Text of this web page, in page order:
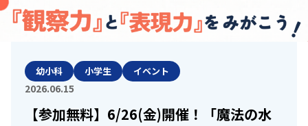
幼小科 小学生 イベント
2026.06.15
【参加無料】6/26(金)開催！「魔法の水